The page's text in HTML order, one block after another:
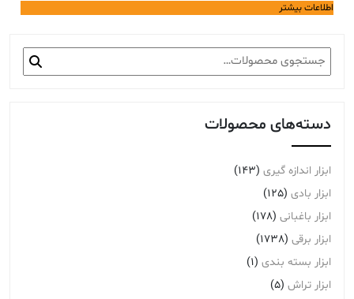
اطلاعات بیشتر
جستجو
برای:
دسته‌های محصولات
ابزار اندازه گیری (143)
ابزار بادی (125)
ابزار باغبانی (178)
ابزار برقی (1738)
ابزار بسته بندی (1)
ابزار تراش (5)